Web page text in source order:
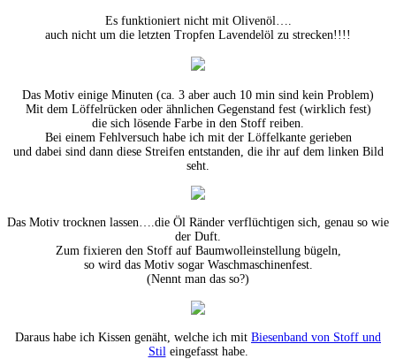
Es funktioniert nicht mit Olivenöl….
auch nicht um die letzten Tropfen Lavendelöl zu strecken!!!!
Das Motiv einige Minuten (ca. 3 aber auch 10 min sind kein Problem)
Mit dem Löffelrücken oder ähnlichen Gegenstand fest (wirklich fest)
die sich lösende Farbe in den Stoff reiben.
Bei einem Fehlversuch habe ich mit der Löffelkante gerieben
und dabei sind dann diese Streifen entstanden, die ihr auf dem linken Bild
seht.
Das Motiv trocknen lassen….die Öl Ränder verflüchtigen sich, genau so wie
der Duft.
Zum fixieren den Stoff auf Baumwolleinstellung bügeln,
so wird das Motiv sogar Waschmaschinenfest.
(Nennt man das so?)
Daraus habe ich Kissen genäht, welche ich mit Biesenband von Stoff und
Stil eingefasst habe.